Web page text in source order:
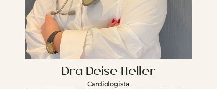
Dra Deise Heller
Cardiologista